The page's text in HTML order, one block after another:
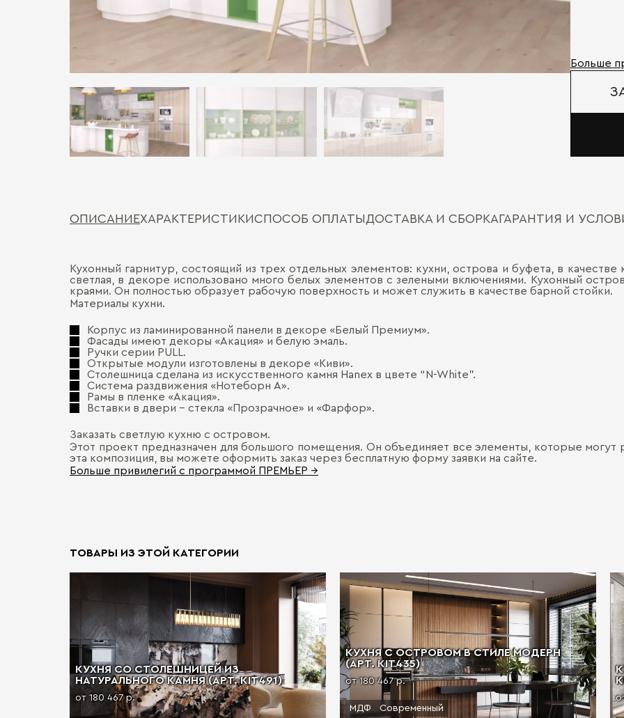
Больше
ОПИСАНИЕХАРАКТЕРИСТИКИСПОСОБ ОПЛАТЫДОСТАВКА И СБОРКАГАРАНТИЯ И
Кухонный гарнитур, состоящий из трех отдельных элементов: кухни, острова и буфета, в
светлая, в декоре использовано много белых элементов с зелеными включениями. Кухонный
краями. Он полностью образует рабочую поверхность и может служить в качестве барной стойки.
Материалы кухни.
Корпус из ламинированной панели в декоре «Белый Премиум».
Фасады имеют декоры «Акация» и белую эмаль.
Ручки серии PULL.
Открытые модули изготовлены в декоре «Киви».
Столешница сделана из искусственного камня Hanex в цвете “N-White”.
Система раздвижения «Нотеборн А».
Рамы в пленке «Акация».
Вставки в двери - стекла «Прозрачное» и «Фарфор».
Заказать светлую кухню с островом.
Этот проект предназначен для большого помещения. Он объединяет все элементы, которые могут
эта композиция, вы можете оформить заказ через бесплатную форму заявки на сайте.
Больше привилегий с программой ПРЕМЬЕР →
ТОВАРЫ ИЗ ЭТОЙ КАТЕГОРИИ
КУХНЯ СО СТОЛЕШНИЦЕЙ ИЗ
НАТУРАЛЬНОГО КАМНЯ (АРТ. KIT491)
от 180 467 р.
КУХНЯ С ОСТРОВОМ В СТИЛЕ МОДЕРН
(АРТ. KIT435)
от 180 467 р.
МДФ
Современный